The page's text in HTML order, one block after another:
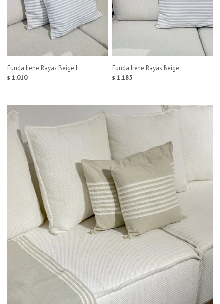
Funda Irene Rayas Beige L
$ 1.010
Funda Irene Rayas Beige
$ 1.185